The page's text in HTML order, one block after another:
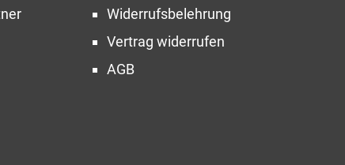
Widerrufsbelehrung
Vertrag widerrufen
AGB